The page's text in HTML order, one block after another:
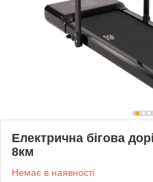
Електрична бігова
8км
Немає в наявності